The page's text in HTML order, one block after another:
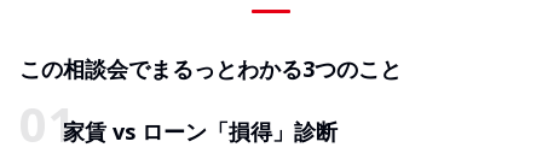
この相談会でまるっとわかる3つのこと
家賃 vs ローン「損得」診断